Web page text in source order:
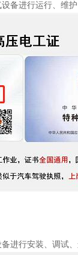
备进行运行、维
进行安装、调试